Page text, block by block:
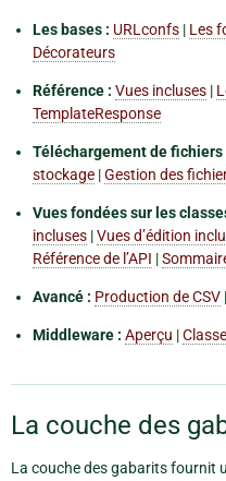
Les bases : URLconfs | Les
Décorateurs
Référence : Vues incluses |
TemplateResponse
Téléchargement de fichiers
stockage |Gestion des
Vues fondées sur les
incluses |Vues d’édition
Référence de l’API |
Avancé : Production de CSV |
Middleware : Aperçu |
La couche des
La couche des gabarits fournit